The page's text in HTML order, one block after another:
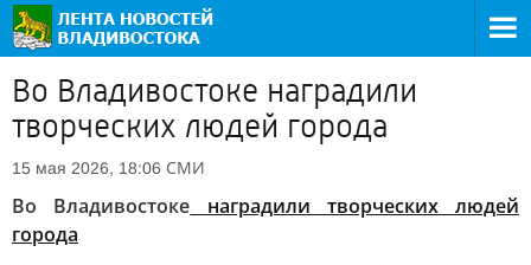
Во Владивостоке наградили
творческих людей города
15 мая 2026, 18:06 СМИ
Во Владивостоке наградили творческих людей
города